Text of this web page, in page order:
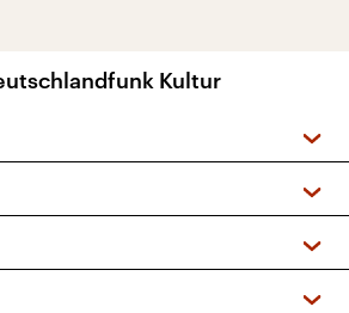
Kultur
Podcasts
Kinderprogramm
+ DAB+)